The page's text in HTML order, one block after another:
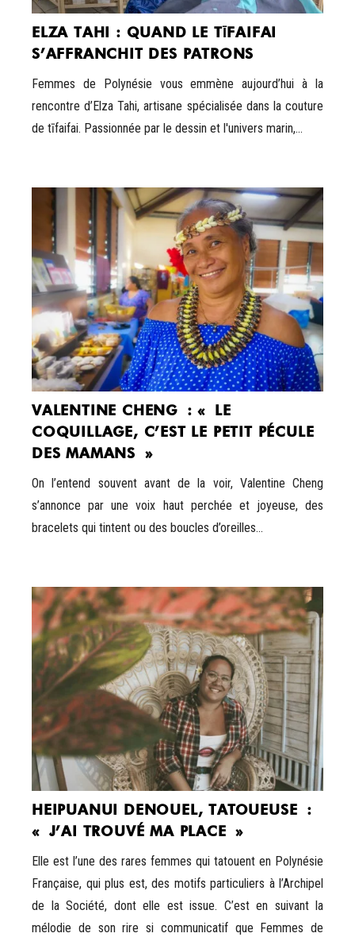
ELZA TAHI : QUAND LE TĪFAIFAI
S’AFFRANCHIT DES PATRONS
Femmes de Polynésie vous emmène aujourd’hui à la
rencontre d’Elza Tahi, artisane spécialisée dans la couture
de tīfaifai. Passionnée par le dessin et l'univers marin,...
VALENTINE CHENG : « LE
COQUILLAGE, C’EST LE PETIT PÉCULE
DES MAMANS »
On l’entend souvent avant de la voir, Valentine Cheng
s’annonce par une voix haut perchée et joyeuse, des
bracelets qui tintent ou des boucles d’oreilles...
HEIPUANUI DENOUEL, TATOUEUSE :
« J’AI TROUVÉ MA PLACE »
Elle est l’une des rares femmes qui tatouent en Polynésie
Française, qui plus est, des motifs particuliers à l’Archipel
de la Société, dont elle est issue. C’est en suivant la
mélodie de son rire si communicatif que Femmes de